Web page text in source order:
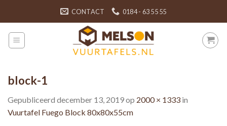
content
CONTACT 0184 - 63 55 55
block-1
Gepubliceerd december 13, 2019op 2000 × 1333 in
Vuurtafel Fuego Block 80x80x55cm